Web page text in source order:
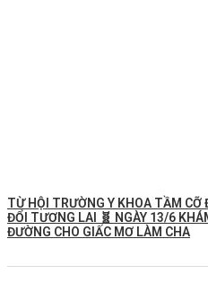
TỪ HỘI TRƯỜNG Y KHOA TẦM
ĐỔI TƯƠNG LAI 🧬 NGÀY 13/6
ĐƯỜNG CHO GIẤC MƠ LÀM CHA